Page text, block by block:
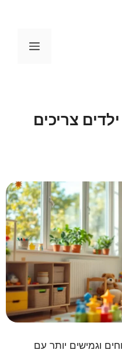
תפריט
צריכים
וגמישים יותר עם